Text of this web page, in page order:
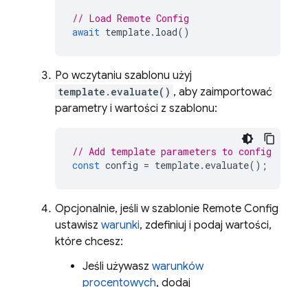
// Load Remote Config
await template. load()
Po wczytaniu szablonu użyj
template.evaluate() , aby zaimportować
parametry i wartości z szablonu:
// Add template parameters to config
const config = template. evaluate();
Opcjonalnie, jeśli w szablonie Remote Config
ustawisz warunki, zdefiniuj i podaj wartości,
które chcesz:
Jeśli używasz warunków
procentowych, dodaj